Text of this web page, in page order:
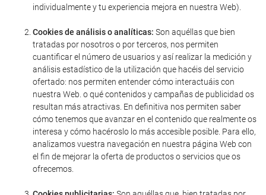
individualmente y tu experiencia mejora en nuestra Web).
Cookies de análisis o analíticas: Son aquéllas que bien
tratadas por nosotros o por terceros, nos permiten
cuantificar el número de usuarios y así realizar la medición y
análisis estadístico de la utilización que hacéis del servicio
ofertado: nos permiten entender cómo interactuáis con
nuestra Web. o qué contenidos y campañas de publicidad os
resultan más atractivas. En definitiva nos permiten saber
cómo tenemos que avanzar en el contenido que realmente os
interesa y cómo hacéroslo lo más accesible posible. Para ello,
analizamos vuestra navegación en nuestra página Web con
el fin de mejorar la oferta de productos o servicios que os
ofrecemos.